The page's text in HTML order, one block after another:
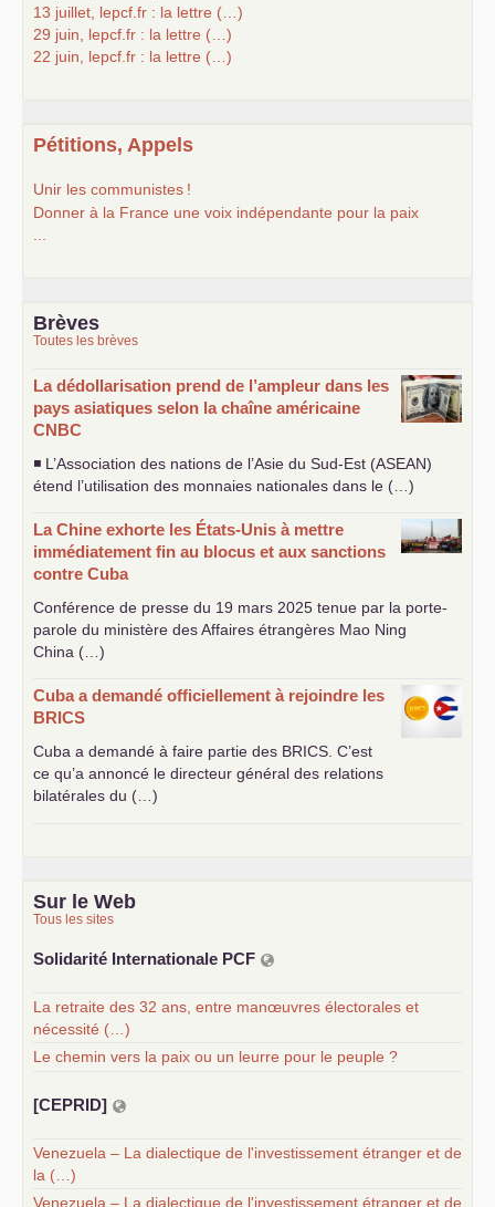
13 juillet, lepcf.fr : la lettre (…)
29 juin, lepcf.fr : la lettre (…)
22 juin, lepcf.fr : la lettre (…)
Pétitions, Appels
Unir les communistes !
Donner à la France une voix indépendante pour la paix
Brèves
Toutes les brèves
La dédollarisation prend de l’ampleur dans les
pays asiatiques selon la chaîne américaine
CNBC
◾ L’Association des nations de l’Asie du Sud-Est (ASEAN)
étend l’utilisation des monnaies nationales dans le (…)
La Chine exhorte les États-Unis à mettre
immédiatement fin au blocus et aux sanctions
contre Cuba
Conférence de presse du 19 mars 2025 tenue par la porte-
parole du ministère des Affaires étrangères Mao Ning
China (…)
Cuba a demandé officiellement à rejoindre les
BRICS
Cuba a demandé à faire partie des BRICS . C’est
ce qu’a annoncé le directeur général des relations
bilatérales du (…)
Sur le Web
Tous les sites
Solidarité Internationale PCF
La retraite des 32 ans, entre manœuvres électorales et
nécessité (…)
Le chemin vers la paix ou un leurre pour le peuple ?
[CEPRID]
Venezuela – La dialectique de l'investissement étranger et de
la (…)
Venezuela – La dialectique de l'investissement étranger et de